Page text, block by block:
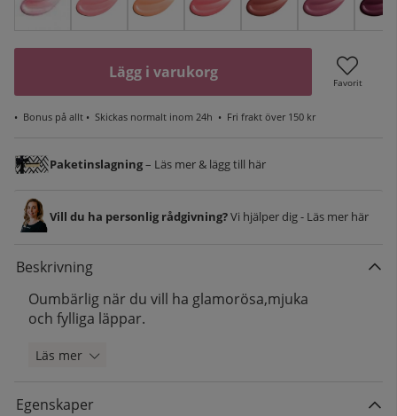
Lägg i varukorg
Favorit
• Bonus på allt • Skickas normalt inom 24h • Fri frakt över 150 kr
Paketinslagning– Läs mer & lägg till här
Vill du ha personlig rådgivning?Vi hjälper dig - Läs mer här
Beskrivning
Oumbärlig när du vill ha glamorösa,mjuka
och fylliga läppar.
Läs mer
Egenskaper